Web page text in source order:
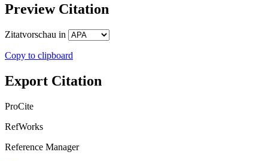
Preview Citation
Zitatvorschau in
Copy to clipboard
Export Citation
ProCite
RefWorks
Reference Manager